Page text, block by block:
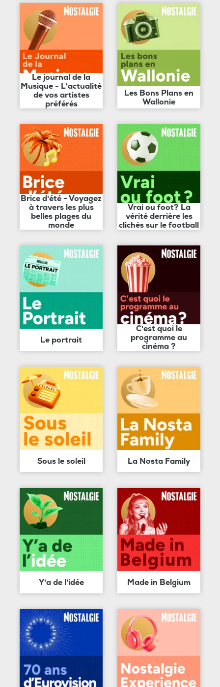
Le journal de la
Musique - L'actualité
de vos artistes
préférés
Les Bons Plans en
Wallonie
Brice d'été - Voyagez
à travers les plus
belles plages du
monde
Vrai ou foot? La
vérité derrière les
clichés sur le football
Le portrait
C'est quoi le
programme au
cinéma ?
Sous le soleil La Nosta Family
Y'a de l'idée Made in Belgium